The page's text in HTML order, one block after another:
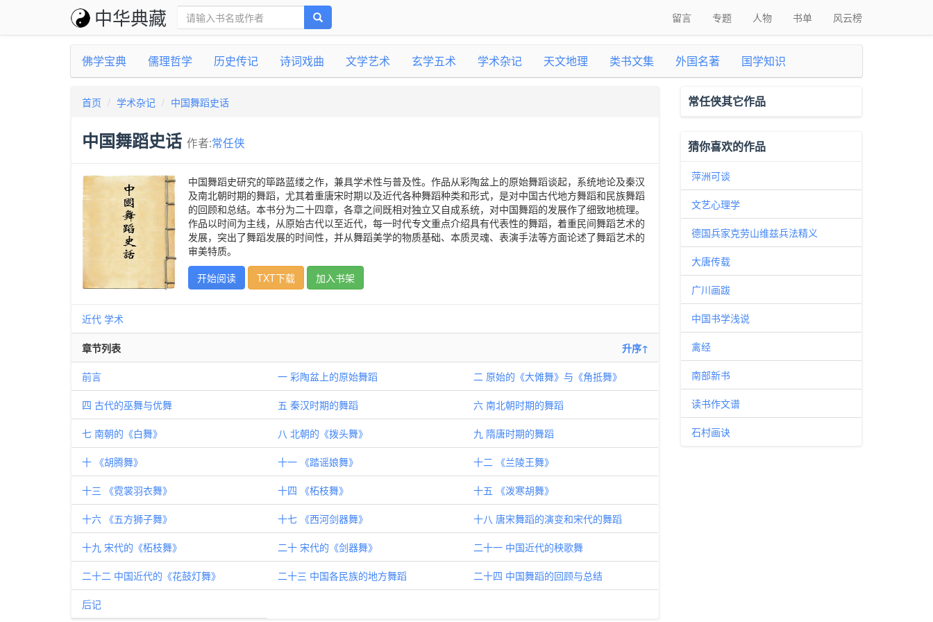
中华典藏 留言 专题 人物 书单 风云榜
佛学宝典 儒理哲学 历史传记 诗词戏曲 文学艺术 玄学五术 学术杂记 天文地理 类书文集 外国名著 国学知识
首页 学术杂记 中国舞蹈史话
中国舞蹈史话 作者:常任侠
中国舞蹈史研究的筚路蓝缕之作，兼具学术性与普及性。作品从彩陶盆上的原始舞蹈谈起，系统地论及秦汉
及南北朝时期的舞蹈，尤其着重唐宋时期以及近代各种舞蹈种类和形式，是对中国古代地方舞蹈和民族舞蹈
的回顾和总结。本书分为二十四章，各章之间既相对独立又自成系统，对中国舞蹈的发展作了细致地梳理。
作品以时间为主线，从原始古代以至近代，每一时代专文重点介绍具有代表性的舞蹈，着重民间舞蹈艺术的
发展，突出了舞蹈发展的时间性，并从舞蹈美学的物质基础、本质灵魂、表演手法等方面论述了舞蹈艺术的
审美特质。
开始阅读
TXT下载 加入书架
近代 学术
章节列表 升序↑
前言 一 彩陶盆上的原始舞蹈 二 原始的《大傩舞》与《角抵舞》
四 古代的巫舞与优舞 五 秦汉时期的舞蹈 六 南北朝时期的舞蹈
七 南朝的《白舞》 八 北朝的《拨头舞》 九 隋唐时期的舞蹈
十 《胡腾舞》 十一 《踏谣娘舞》 十二 《兰陵王舞》
十三 《霓裳羽衣舞》 十四 《柘枝舞》 十五 《泼寒胡舞》
十六 《五方狮子舞》 十七 《西河剑器舞》 十八 唐宋舞蹈的演变和宋代的舞蹈
十九 宋代的《柘枝舞》 二十 宋代的《剑器舞》 二十一 中国近代的秧歌舞
二十二 中国近代的《花鼓灯舞》 二十三 中国各民族的地方舞蹈 二十四 中国舞蹈的回顾与总结
后记
常任侠其它作品
猜你喜欢的作品
萍洲可谈
文艺心理学
德国兵家克劳山维兹兵法精义
大唐传载
广川画跋
中国书学浅说
禽经
南部新书
读书作文谱
石村画诀